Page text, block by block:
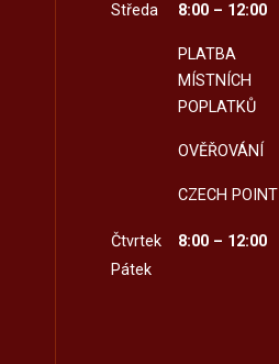
Středa
8:00 – 12:00
PLATBA
MÍSTNÍCH
POPLATKŮ
OVĚŘOVÁNÍ
CZECH POINT
Čtvrtek
8:00 – 12:00
Pátek